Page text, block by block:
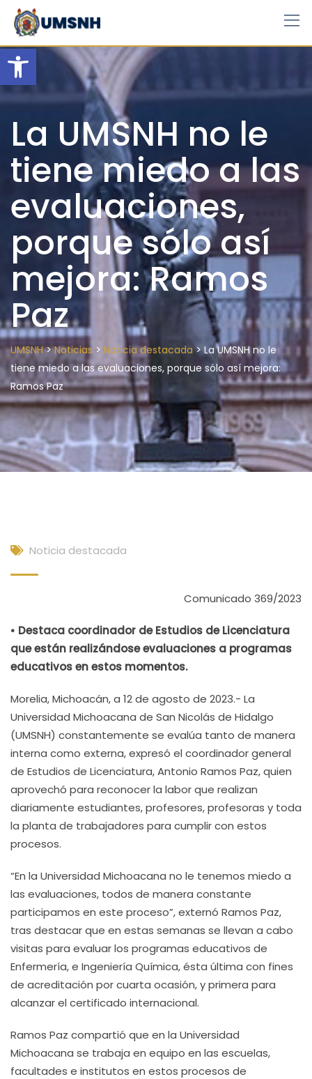
Open toolbar
Skip
content
La UMSNH no le
tiene miedo a las
evaluaciones,
porque sólo así
mejora: Ramos
Paz
UMSNH>Noticias > Noticia destacada>La UMSNH no le
tiene miedo a las evaluaciones, porque sólo así mejora:
Ramos Paz
Noticia destacada
Comunicado 369/2023
• Destaca coordinador de Estudios de Licenciatura
que están realizándose evaluaciones a programas
educativos en estos momentos.
Morelia, Michoacán, a 12 de agosto de 2023.- La
Universidad Michoacana de San Nicolás de Hidalgo
(UMSNH) constantemente se evalúa tanto de manera
interna como externa, expresó el coordinador general
de Estudios de Licenciatura, Antonio Ramos Paz, quien
aprovechó para reconocer la labor que realizan
diariamente estudiantes, profesores, profesoras y toda
la planta de trabajadores para cumplir con estos
procesos.
“En la Universidad Michoacana no le tenemos miedo a
las evaluaciones, todos de manera constante
participamos en este proceso”, externó Ramos Paz,
tras destacar que en estas semanas se llevan a cabo
visitas para evaluar los programas educativos de
Enfermería, e Ingeniería Química, ésta última con fines
de acreditación por cuarta ocasión, y primera para
alcanzar el certificado internacional.
Ramos Paz compartió que en la Universidad
Michoacana se trabaja en equipo en las escuelas,
facultades e institutos en estos procesos de